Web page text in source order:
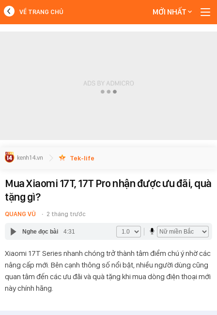
VỀ TRANG CHỦ MỚI NHẤT
Tek-life
Mua Xiaomi 17T, 17T Pro nhận được ưu đãi, quà
tặng gì?
QUANG VŨ 2 tháng trước
Nghe đọc bài 4:31
Xiaomi 17T Series nhanh chóng trở thành tâm điểm chú ý nhờ các
nâng cấp mới. Bên cạnh thông số nổi bật, nhiều người dùng cũng
quan tâm đến các ưu đãi và quà tặng khi mua dòng điện thoại mới
này chính hãng.